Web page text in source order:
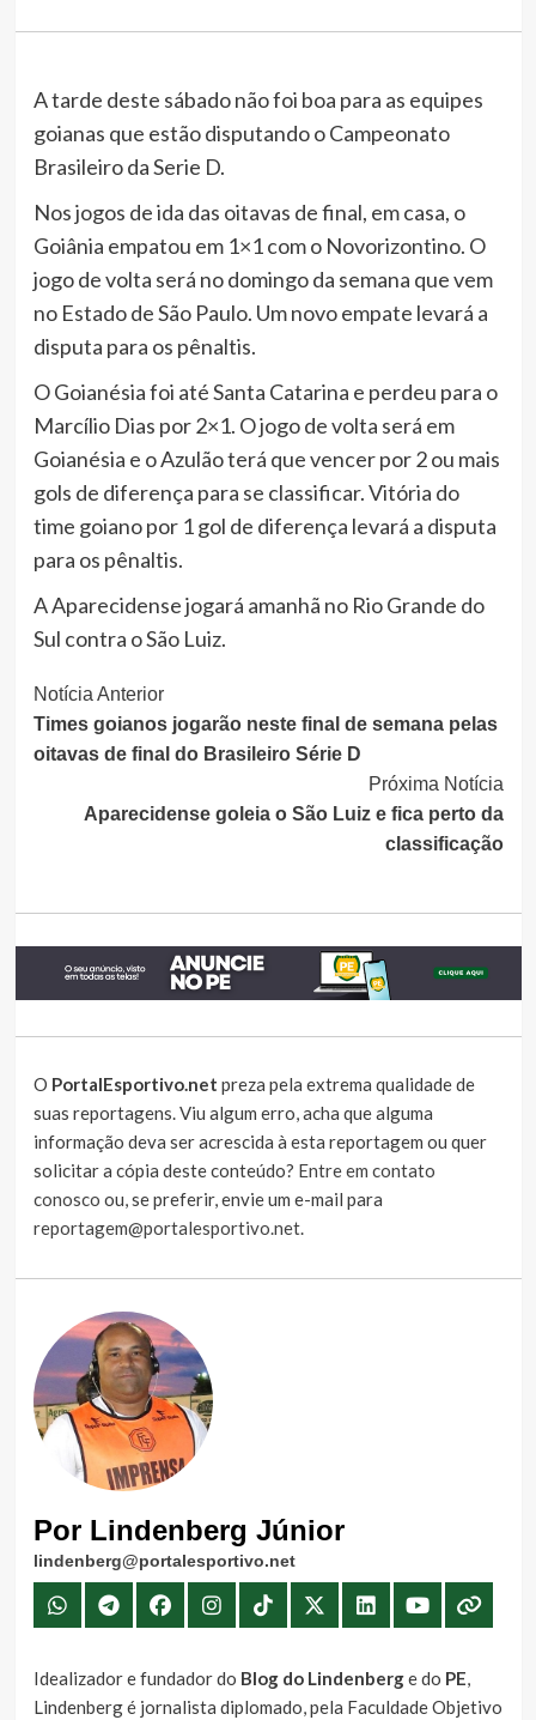
A tarde deste sábado não foi boa para as equipes
goianas que estão disputando o Campeonato
Brasileiro da Serie D.
Nos jogos de ida das oitavas de final, em casa, o
Goiânia empatou em 1×1 com o Novorizontino. O
jogo de volta será no domingo da semana que vem
no Estado de São Paulo. Um novo empate levará a
disputa para os pênaltis.
O Goianésia foi até Santa Catarina e perdeu para o
Marcílio Dias por 2×1. O jogo de volta será em
Goianésia e o Azulão terá que vencer por 2 ou mais
gols de diferença para se classificar. Vitória do
time goiano por 1 gol de diferença levará a disputa
para os pênaltis.
A Aparecidense jogará amanhã no Rio Grande do
Sul contra o São Luiz.
Continue
Lendo
Notícia Anterior
Times goianos jogarão neste final de semana pelas
oitavas de final do Brasileiro Série D
Próxima Notícia
Aparecidense goleia o São Luiz e fica perto da
classificação
O PortalEsportivo.net preza pela extrema qualidade de
suas reportagens. Viu algum erro, acha que alguma
informação deva ser acrescida à esta reportagem ou quer
solicitar a cópia deste conteúdo? Entre em contato
conosco ou, se preferir, envie um e-mail para
reportagem@portalesportivo.net.
Por Lindenberg Júnior
lindenberg@portalesportivo.net
Idealizador e fundador do Blog do Lindenberge do PE,
Lindenberg é jornalista diplomado, pela Faculdade Objetivo